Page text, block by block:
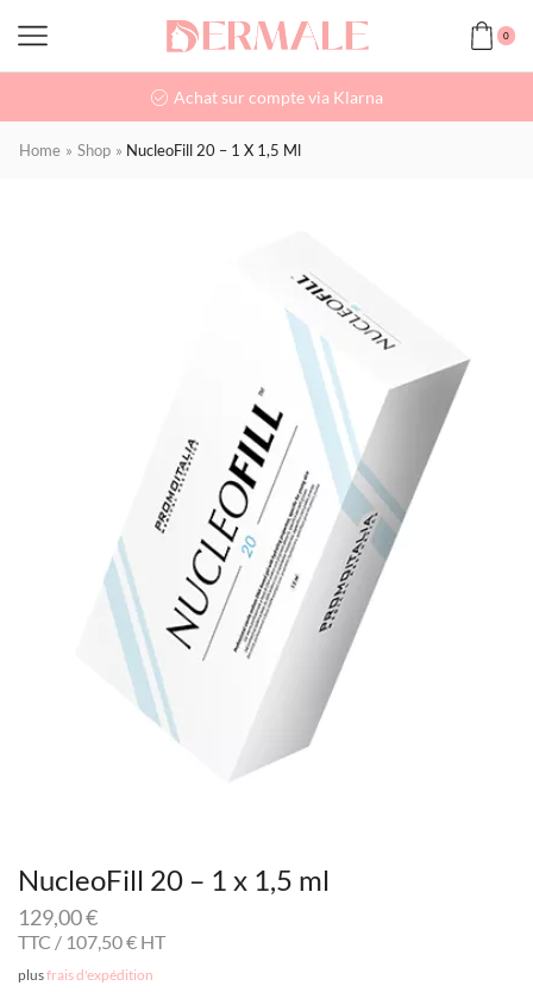
0
Achat sur compte via Klarna
Home » Shop » NucleoFill 20 – 1 X 1,5 Ml
NucleoFill 20 – 1 x 1,5 ml
129,00€
TTC / 107,50€ HT
plusfrais d'expédition